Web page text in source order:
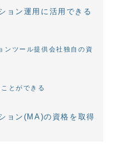
ョン運用に活用できる
ンツール提供会社独自の資
とができる
ョン(MA)の資格を取得